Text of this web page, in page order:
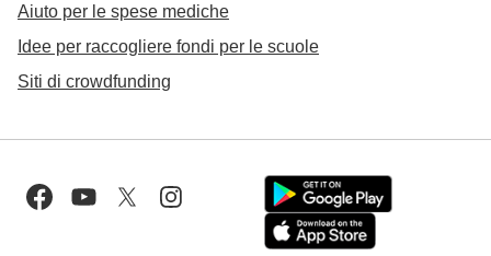
Aiuto per le spese mediche
Idee per raccogliere fondi per le scuole
Siti di crowdfunding